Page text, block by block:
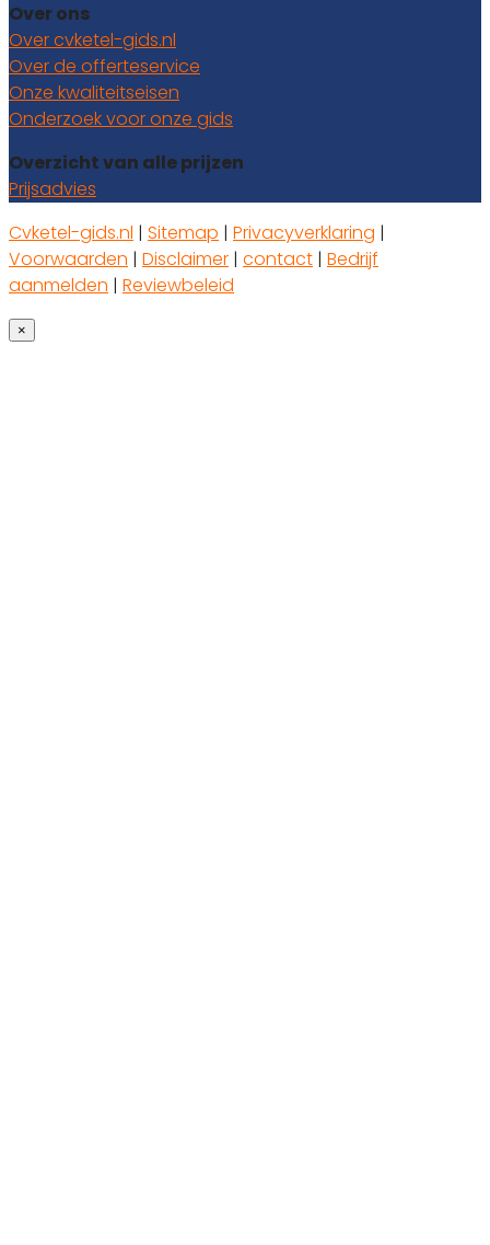
Over ons
Over cvketel-gids.nl
Over de offerteservice
Onze kwaliteitseisen
Onderzoek voor onze gids
Overzicht van alle prijzen
Prijsadvies
Cvketel-gids.nl | Sitemap | Privacyverklaring |
Voorwaarden | Disclaimer | contact | Bedrijf
aanmelden | Reviewbeleid
×